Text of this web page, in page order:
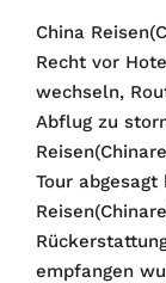
China
Recht vor
wechseln,
Abflug zu
Tour
empfangen